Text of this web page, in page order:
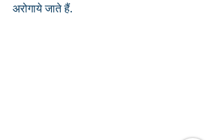
अरोगाये जाते हैं.